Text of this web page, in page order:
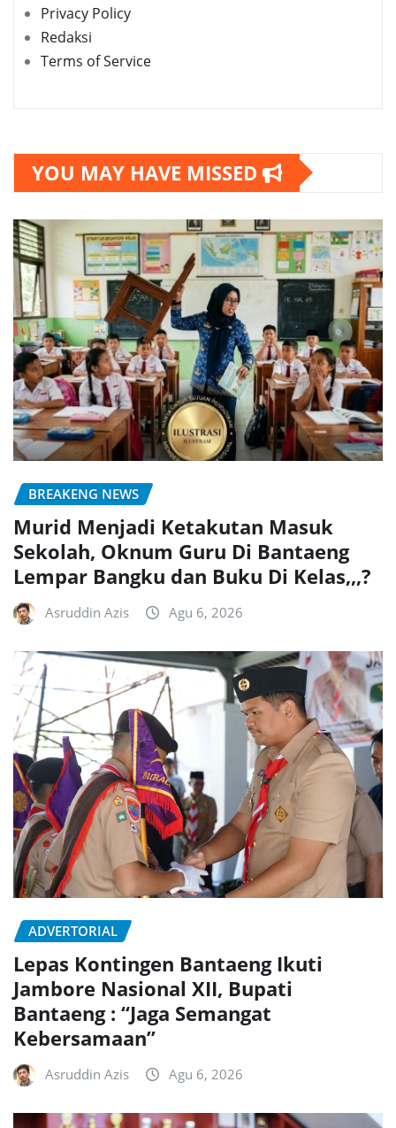
Privacy Policy
Redaksi
Terms of Service
YOU MAY HAVE MISSED
BREAKENG NEWS
Murid Menjadi Ketakutan Masuk
Sekolah, Oknum Guru Di Bantaeng
Lempar Bangku dan Buku Di Kelas,,,?
Asruddin Azis Agu 6, 2026
ADVERTORIAL
Lepas Kontingen Bantaeng Ikuti
Jambore Nasional XII, Bupati
Bantaeng : “Jaga Semangat
Kebersamaan”
Asruddin Azis Agu 6, 2026